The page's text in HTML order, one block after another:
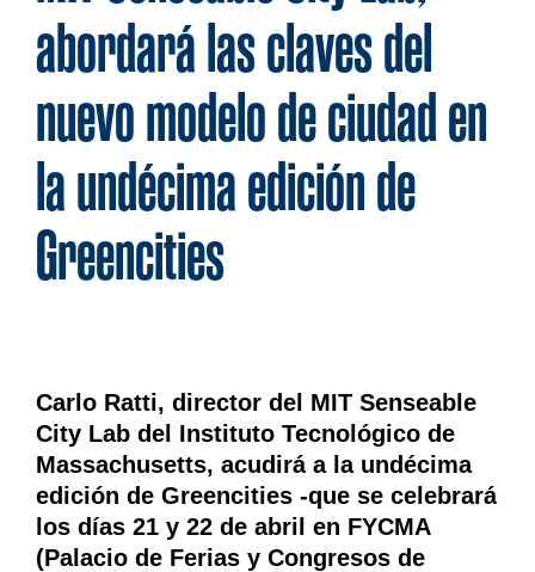
abordará las claves del
nuevo modelo de ciudad en
la undécima edición de
Greencities
Carlo Ratti, director del MIT Senseable
City Lab del Instituto Tecnológico de
Massachusetts, acudirá a la undécima
edición de Greencities -que se celebrará
los días 21 y 22 de abril en FYCMA
(Palacio de Ferias y Congresos de